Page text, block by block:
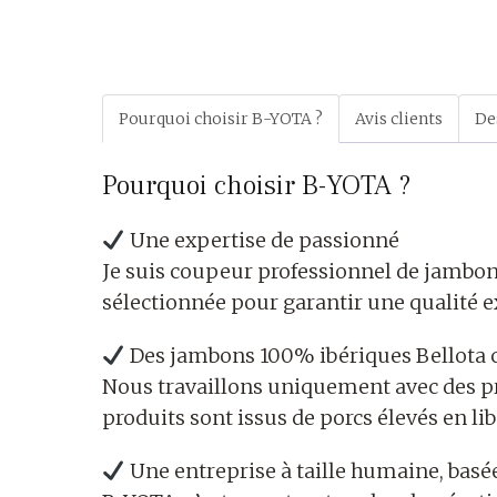
Pourquoi choisir B-YOTA ? Avis clients
Pourquoi choisir B-YOTA ?
Une expertise de passionné
Je suis coupeur professionnel de
sélectionnée pour garantir une qualité
Des jambons 100% ibériques Bellota
Nous travaillons uniquement avec des
produits sont issus de porcs élevés en
Une entreprise à taille humaine,